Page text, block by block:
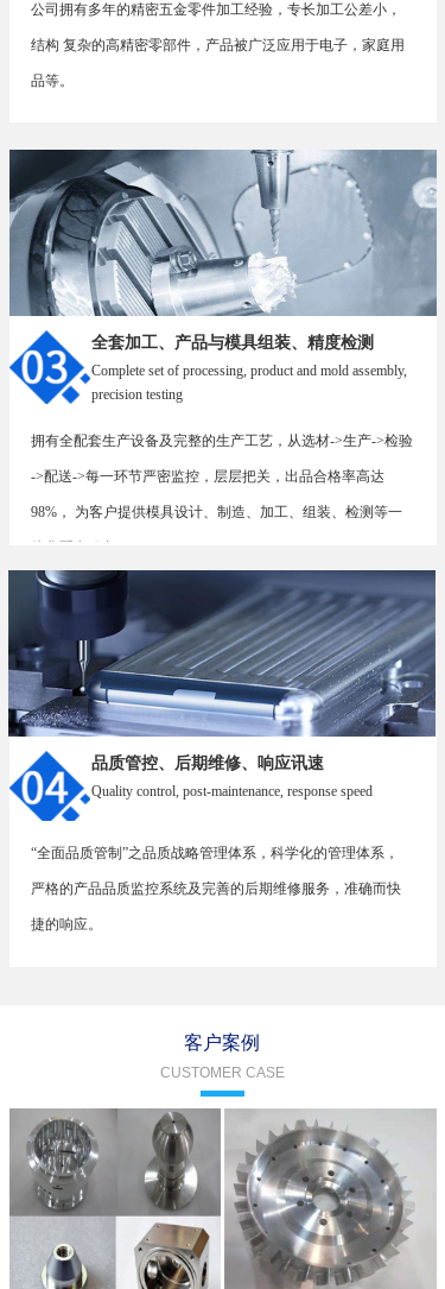
公司拥有多年的精密五金零件加工经验，专长加工公差小，
结构 复杂的高精密零部件，产品被广泛应用于电子，家庭用
品等。
拥有全配套生产设备及完整的生产工艺，从选材->生产->检验
->配送->每一环节严密监控，层层把关，出品合格率高达
98%， 为客户提供模具设计、制造、加工、组装、检测等一
全套加工、产品与模具组装、精度检测
Complete set of processing, product and mold assembly,
precision testing
“全面品质管制”之品质战略管理体系，科学化的管理体系，
严格的产品品质监控系统及完善的后期维修服务，准确而快
捷的响应。
品质管控、后期维修、响应讯速
Quality control, post-maintenance, response speed
客户案例
CUSTOMER CASE